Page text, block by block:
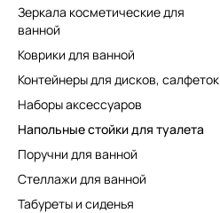
Зеркала косметические для
ванной
Коврики для ванной
Контейнеры для дисков, салфеток
Наборы аксессуаров
Напольные стойки для туалета
Поручни для ванной
Стеллажи для ванной
Табуреты и сиденья